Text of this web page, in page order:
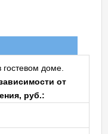
доме.
от
руб.: